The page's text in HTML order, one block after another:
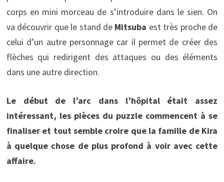
corps en mini morceau de s’introduire dans le sien. On
va découvrir que le stand de Mitsuba est très proche de
celui d’un autre personnage car il permet de créer des
flèches qui redirigent des attaques ou des éléments
dans une autre direction.
Le début de l’arc dans l’hôpital était assez
intéressant, les pièces du puzzle commencent à se
finaliser et tout semble croire que la famille de Kira
à quelque chose de plus profond à voir avec cette
affaire.